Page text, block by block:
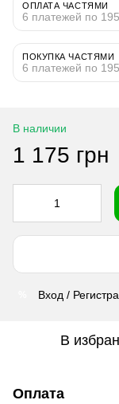
ОПЛАТА ЧАСТЯМИ
6 платежей по
ПОКУПКА ЧАСТЯМИ
6 платежей по
В наличии
1 175 грн
Вход /
В
Оплата